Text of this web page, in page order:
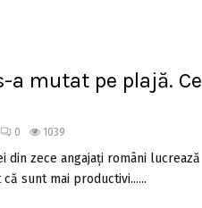
a mutat pe plajă. Ce
0 1039
din zece angajaţi români lucrează
sunt mai productivi......